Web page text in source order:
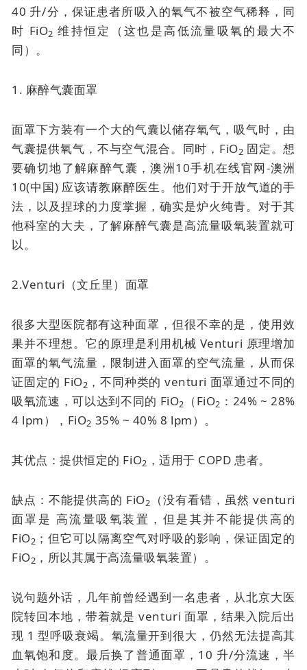
40 升/分，保证患者所吸入的氧气不被空气稀释，同
时 FiO2 维持恒定（这也是高低流量吸氧的最大不
同）。
1. 麻醉气囊面罩
面罩下方装有一个大的气囊以储存氧气，吸气时，由
气囊提供氧气，不与空气混合。同时，FiO2 固定。想
要确切地了解麻醉气囊，澳洲10手机在线官网-澳洲
10(中国) 应该请教麻醉医生。他们对于开放气道的手
法，以及捏球的力度掌握，确实是炉火纯青。对于其
他科室的大夫，了解麻醉气囊是高流量吸氧装置就可
以。
2.Venturi（文丘里）面罩
很多大型医院都有这种面罩，但很不幸的是，使用效
果并不理想。它的原理是利用机械 Venturi 原理增加
面罩的氧气流量，限制进入面罩的空气流量，从而保
证固定的 FiO2 ，不同种类的 venturi 面罩通过不同的
吸氧流速，可以达到不同的 FiO2 （FiO2 ：24% ~ 28%
4 lpm），FiO2 35% ~ 40% 8 lpm）。
其优点：提供恒定的 FiO2 ，适用于 COPD 患者。
缺点：不能提供高的 FiO2 （没有看错，虽然venturi
面罩是 高流量吸氧装置，但是其并不能提供高的
FiO2 ；但它可以隔离空气对呼吸的影响，保证固定的
FiO2 ，所以其属于高流量吸氧装置）。
说句题外话，几年前曾经遇到一名患者，从北京大医
院转回本地，带着就是venturi 面罩 ，结果入院后出
现 1 型呼吸衰竭。氧流量开到很大，仍然无法提高其
血氧饱和度。最后换了普通面罩，10 升/分流速，半